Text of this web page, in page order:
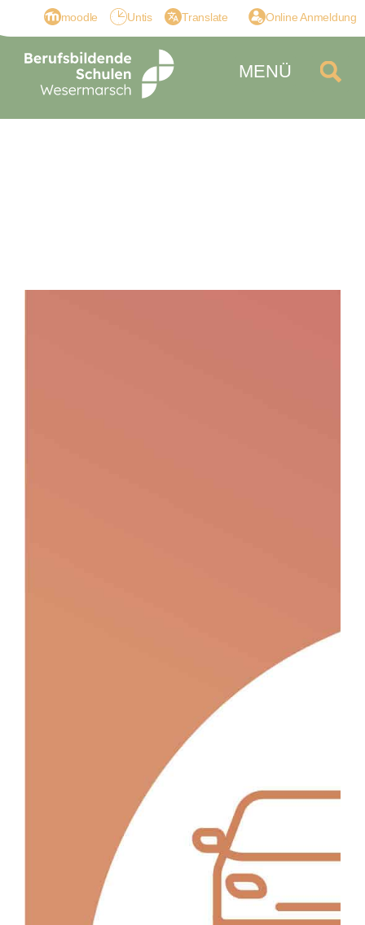
moodle Untis Translate Online Anmeldung
MENÜ